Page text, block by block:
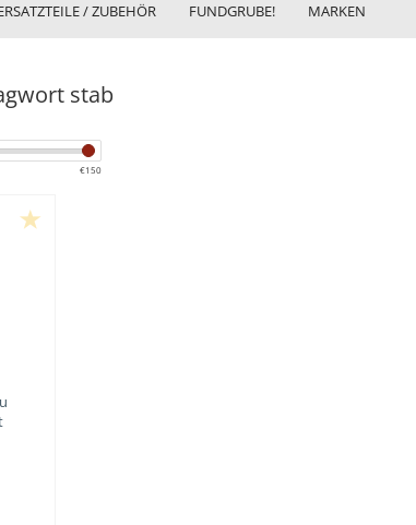
/ ZUBEHÖR FUNDGRUBE! MARKEN
stab
€150